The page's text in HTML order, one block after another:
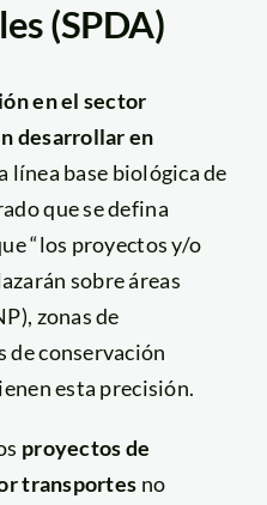
(SPDA)
en el sector
desarrollar en
línea base biológica de
que se defina
“los proyectos y/o
sobre áreas
zonas de
de conservación
esta precisión.
proyectos de
transportes no